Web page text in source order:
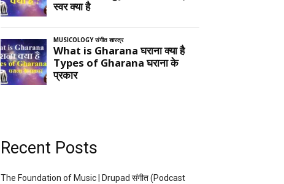
Recent Posts
The Foundation of Music | Drupad संगीत (Podcast